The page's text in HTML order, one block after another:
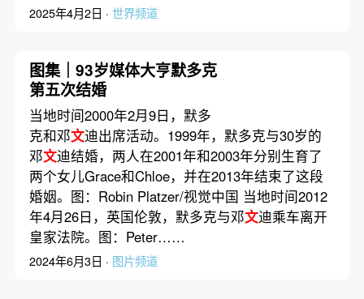
2025年4月2日 · 世界频道
图集｜93岁媒体大亨默多克
第五次结婚
当地时间2000年2月9日，默多
克和邓文迪出席活动。1999年，默多克与30岁的
邓文迪结婚，两人在2001年和2003年分别生育了
两个女儿Grace和Chloe，并在2013年结束了这段
婚姻。图：Robin Platzer/视觉中国 当地时间2012
年4月26日，英国伦敦，默多克与邓文迪乘车离开
皇家法院。图：Peter……
2024年6月3日 · 图片频道